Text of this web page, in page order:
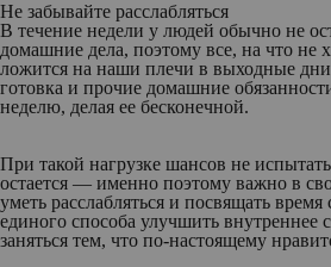
Не забывайте расслабляться
В течение недели у людей обычно не
домашние дела, поэтому все, на что не
ложится на наши плечи в выходные
готовка и прочие домашние
неделю, делая ее бесконечной.
При такой нагрузке шансов не
остается — именно поэтому важно в
уметь расслабляться и посвящать время
единого способа улучшить внутреннее
заняться тем, что по-настоящему